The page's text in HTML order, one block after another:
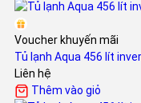
Voucher khuyến mãi
Tủ lạnh Aqua 456 lít
Liên hệ
Thêm vào giỏ